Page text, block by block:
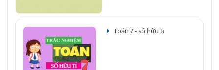
Toán 7 - số hữu tỉ